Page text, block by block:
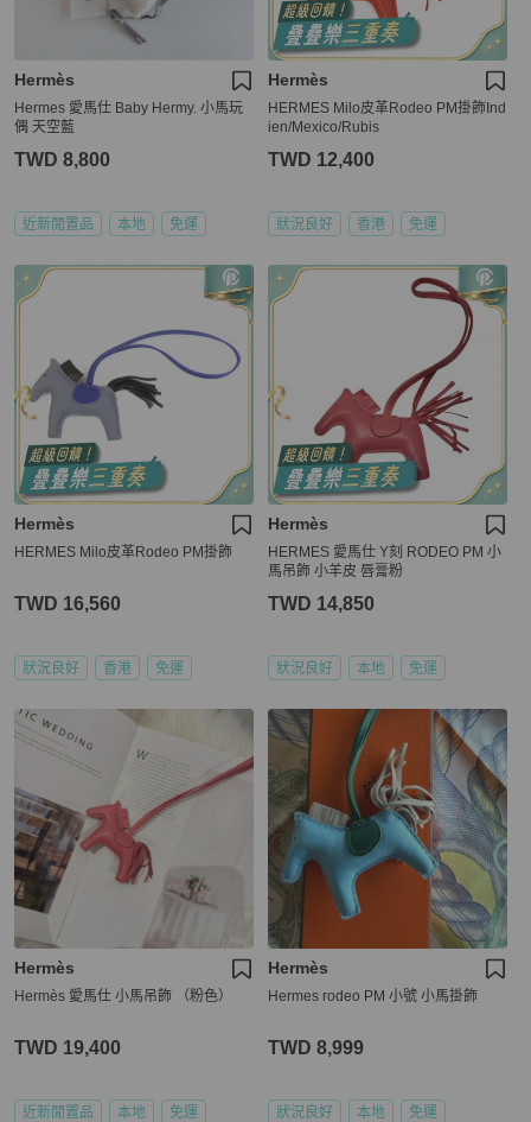
Hermès
Hermes 愛馬仕 Baby Hermy. 小馬玩
偶 天空藍
TWD 8,800
近新閒置品 本地 免運
Hermès
HERMES Milo皮革Rodeo PM掛飾Ind
ien/Mexico/Rubis
TWD 12,400
狀況良好 香港 免運
Hermès
HERMES Milo皮革Rodeo PM掛飾
TWD 16,560
狀況良好 香港 免運
Hermès
HERMES 愛馬仕 Y刻 RODEO PM 小
馬吊飾 小羊皮 唇膏粉
TWD 14,850
狀況良好 本地 免運
Hermès
Hermès 愛馬仕 小馬吊飾 （粉色）
TWD 19,400
近新閒置品 本地 免運
Hermès
Hermes rodeo PM 小號 小馬掛飾
TWD 8,999
狀況良好 本地 免運